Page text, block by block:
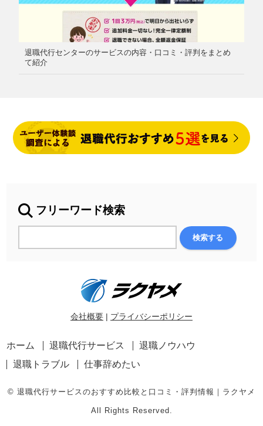
退職代行センターのサービスの内容・口コミ・評判をまとめ
て紹介
フリーワード検索
会社概要 | プライバシーポリシー
ホーム 退職代行サービス
退職ノウハウ
退職トラブル
仕事辞めたい
© 退職代行サービスのおすすめ比較と口コミ・評判情報｜ラクヤメ
All Rights Reserved.